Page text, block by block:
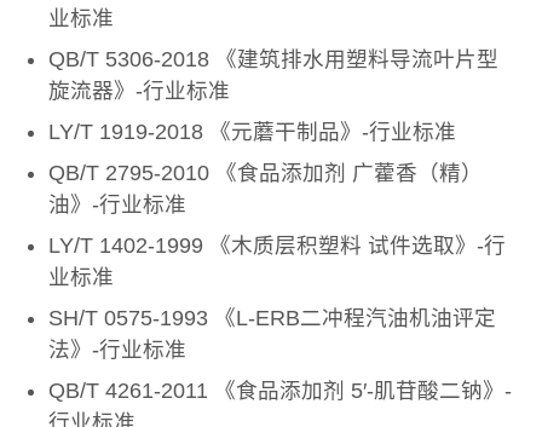
业标准
QB/T 5306-2018 《建筑排水用塑料导流叶片型
旋流器》-行业标准
LY/T 1919-2018 《元蘑干制品》-行业标准
QB/T 2795-2010 《食品添加剂 广藿香（精）
油》-行业标准
LY/T 1402-1999 《木质层积塑料 试件选取》-行
业标准
SH/T 0575-1993 《L-ERB二冲程汽油机油评定
法》-行业标准
QB/T 4261-2011 《食品添加剂 5′-肌苷酸二钠》-
行业标准